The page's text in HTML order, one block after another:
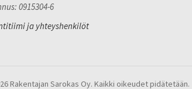
0915304-6
ja yhteyshenkilöt
Rakentajan Sarokas Oy. Kaikki oikeudet pidätetään.